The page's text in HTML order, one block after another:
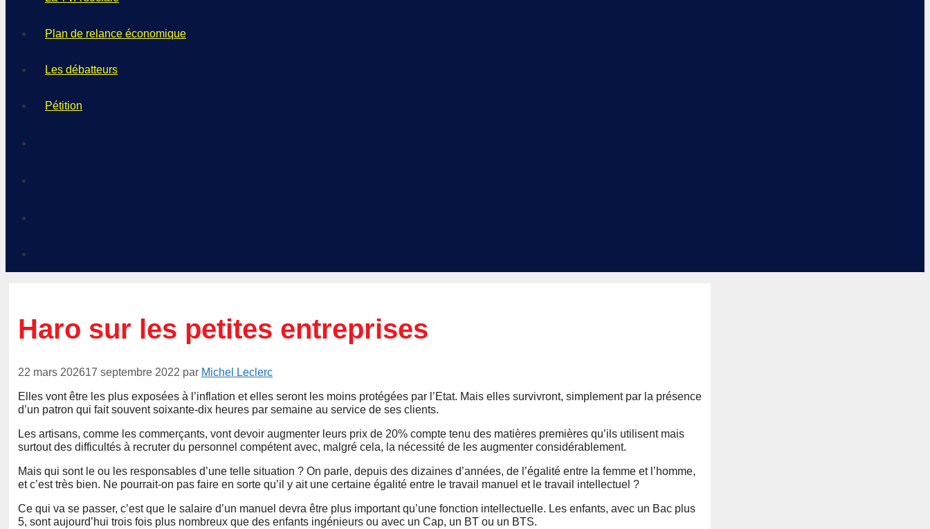
Plan de relance économique
Les débatteurs
Pétition
Haro sur les petites entreprises
22 mars 202617 septembre 2022 par Michel Leclerc
Elles vont être les plus exposées à l’inflation et elles seront les moins protégées par l’Etat. Mais elles survivront, simplement par la présence
d’un patron qui fait souvent soixante-dix heures par semaine au service de ses clients.
Les artisans, comme les commerçants, vont devoir augmenter leurs prix de 20% compte tenu des matières premières qu’ils utilisent mais
surtout des difficultés à recruter du personnel compétent avec, malgré cela, la nécessité de les augmenter considérablement.
Mais qui sont le ou les responsables d’une telle situation ? On parle, depuis des dizaines d’années, de l’égalité entre la femme et l’homme,
et c’est très bien. Ne pourrait-on pas faire en sorte qu’il y ait une certaine égalité entre le travail manuel et le travail intellectuel ?
Ce qui va se passer, c’est que le salaire d’un manuel devra être plus importantqu’une fonction intellectuelle. Les enfants, avec un Bac plus
5, sont aujourd’hui trois fois plus nombreux que des enfants ingénieurs ou avec un Cap, un BT ou un BTS.